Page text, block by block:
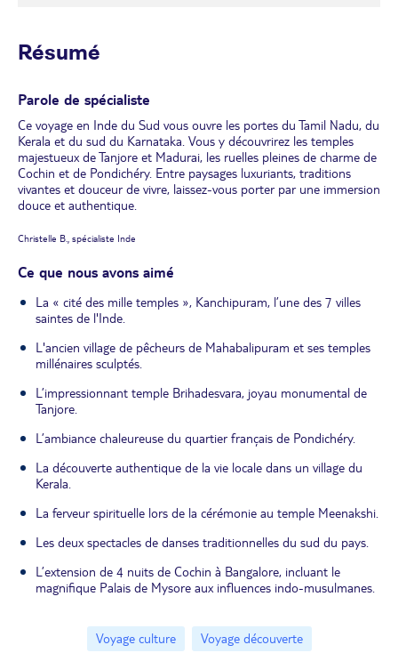
Résumé
Parole de spécialiste
Ce voyage en Inde du Sud vous ouvre les portes du Tamil Nadu, du
Kerala et du sud du Karnataka. Vous y découvrirez les temples
majestueux de Tanjore et Madurai, les ruelles pleines de charme de
Cochin et de Pondichéry. Entre paysages luxuriants, traditions
vivantes et douceur de vivre, laissez-vous porter par une immersion
douce et authentique.
Christelle B., spécialiste Inde
Ce que nous avons aimé
La « cité des mille temples », Kanchipuram, l’une des 7 villes
saintes de l'Inde.
L'ancien village de pêcheurs de Mahabalipuram et ses temples
millénaires sculptés.
L’impressionnant temple Brihadesvara, joyau monumental de
Tanjore.
L’ambiance chaleureuse du quartier français de Pondichéry.
La découverte authentique de la vie locale dans un village du
Kerala.
La ferveur spirituelle lors de la cérémonie au temple Meenakshi.
Les deux spectacles de danses traditionnelles du sud du pays.
L’extension de 4 nuits de Cochin à Bangalore, incluant le
magnifique Palais de Mysore aux influences indo-musulmanes.
Voyage culture
Voyage découverte